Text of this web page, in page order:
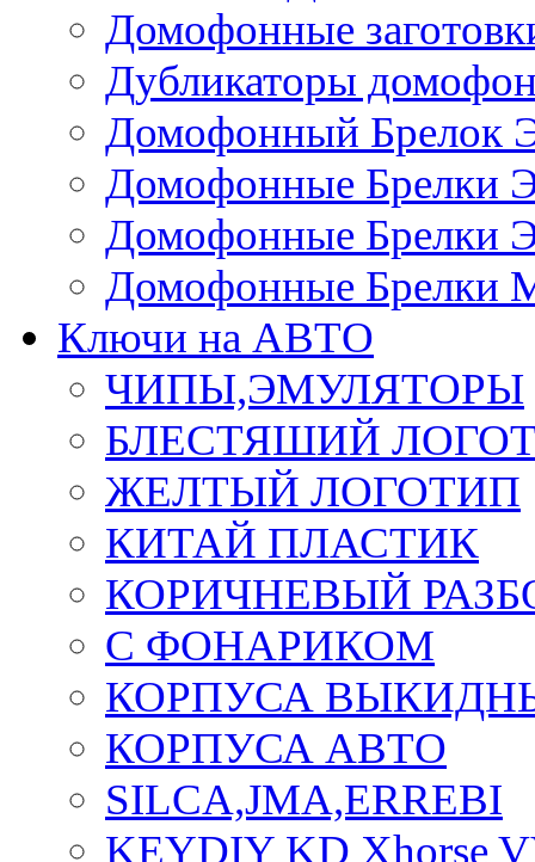
Домофонные
Дубликаторы
Домофонный Брелок
Домофонные Брелки
Домофонные Брелки
Домофонные Брелки
Ключи на АВТО
ЧИПЫ,ЭМУЛЯТОРЫ
БЛЕСТЯШИЙ
ЖЕЛТЫЙ ЛОГОТИП
КИТАЙ ПЛАСТИК
КОРИЧНЕВЫЙ
С ФОНАРИКОМ
КОРПУСА
КОРПУСА АВТО
SILCA,JMA,ERREBI
KEYDIY KD Xhorse